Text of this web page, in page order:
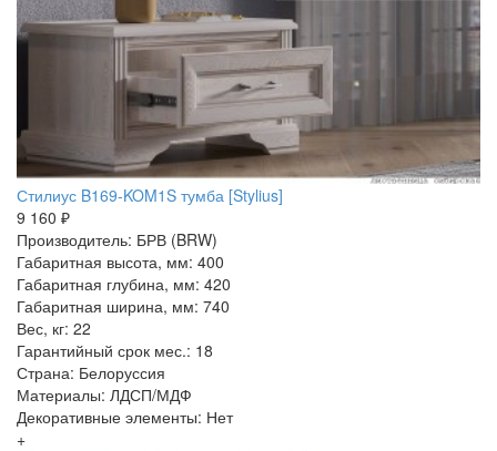
Стилиус B169-KOM1S тумба [Stylius]
9 160 ₽
Производитель: БРВ (BRW)
Габаритная высота, мм: 400
Габаритная глубина, мм: 420
Габаритная ширина, мм: 740
Вес, кг: 22
Гарантийный срок мес.: 18
Страна: Белоруссия
Материалы: ЛДСП/МДФ
Декоративные элементы: Нет
+